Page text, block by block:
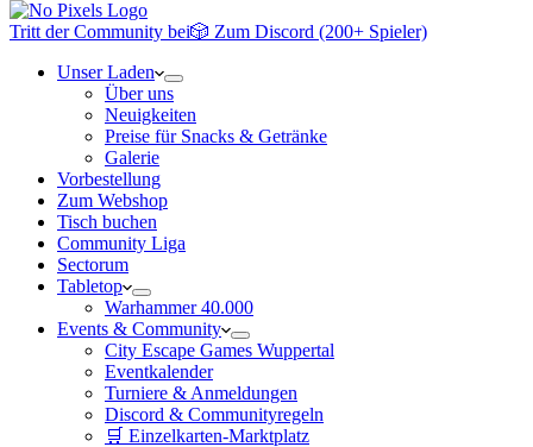
Tritt der Community bei🎲 Zum Discord (200+ Spieler)
Unser Laden
Über uns
Neuigkeiten
Preise für Snacks & Getränke
Galerie
Vorbestellung
Zum Webshop
Tisch buchen
Community Liga
Sectorum
Tabletop
Warhammer 40.000
Events & Community
City Escape Games Wuppertal
Eventkalender
Turniere & Anmeldungen
Discord & Communityregeln
🛒 Einzelkarten-Marktplatz